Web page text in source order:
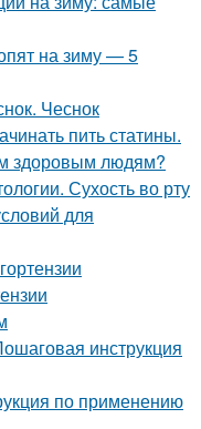
на зиму — 5
Чеснок
пить статины.
здоровым людям?
Сухость во рту
для
инструкция
по применению